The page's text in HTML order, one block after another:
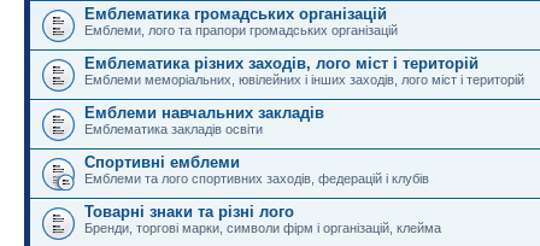
Емблематика громадських організацій
Емблеми, лого та прапори громадських організацій
Емблематика різних заходів, лого міст і територій
Емблеми меморіальних, ювілейних і інших заходів, лого міст і територій
Емблеми навчальних закладів
Емблематика закладів освіти
Спортивні емблеми
Емблеми та лого спортивних заходів, федерацій і клубів
Товарні знаки та різні лого
Бренди, торгові марки, символи фірм і організацій, клейма